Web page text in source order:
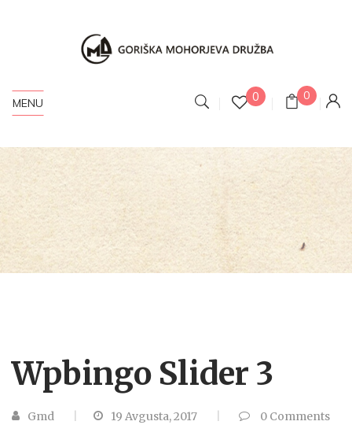
MENU 0 0
Wpbingo Slider 3
Gmd 19 Avgusta, 2017 0 Comments